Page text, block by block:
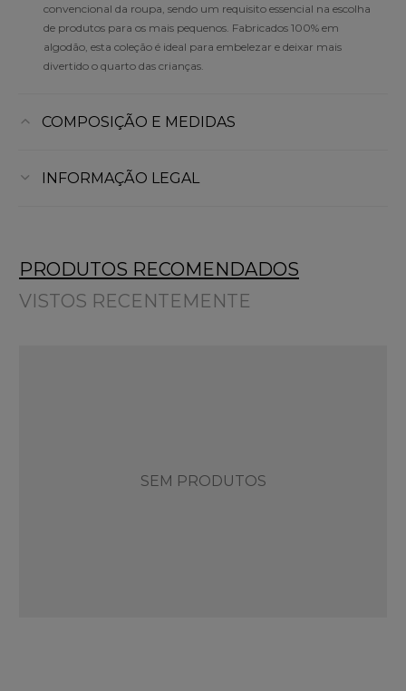
convencional da roupa, sendo um requisito essencial na escolha
de produtos para os mais pequenos. Fabricados 100% em
algodão, esta coleção é ideal para embelezar e deixar mais
divertido o quarto das crianças.
COMPOSIÇÃO E MEDIDAS
INFORMAÇÃO LEGAL
PRODUTOS RECOMENDADOS
VISTOS RECENTEMENTE
SEM PRODUTOS